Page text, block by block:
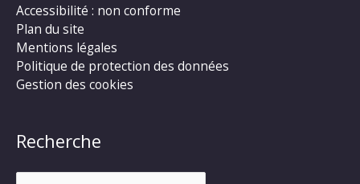
Accessibilité : non conforme
Plan du site
Mentions légales
Politique de protection des données
Gestion des cookies
Recherche